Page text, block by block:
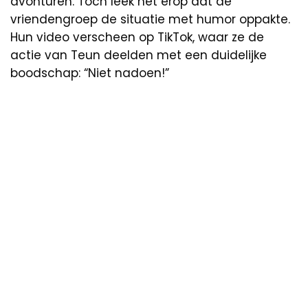
vriendengroep de situatie met humor oppakte.
Hun video verscheen op TikTok, waar ze de
actie van Teun deelden met een duidelijke
boodschap: “Niet nadoen!”